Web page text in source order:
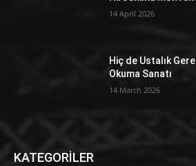
14 April 2026
Hiç de Ustalık
Okuma Sanatı
14 March 2026
KATEGORİLER